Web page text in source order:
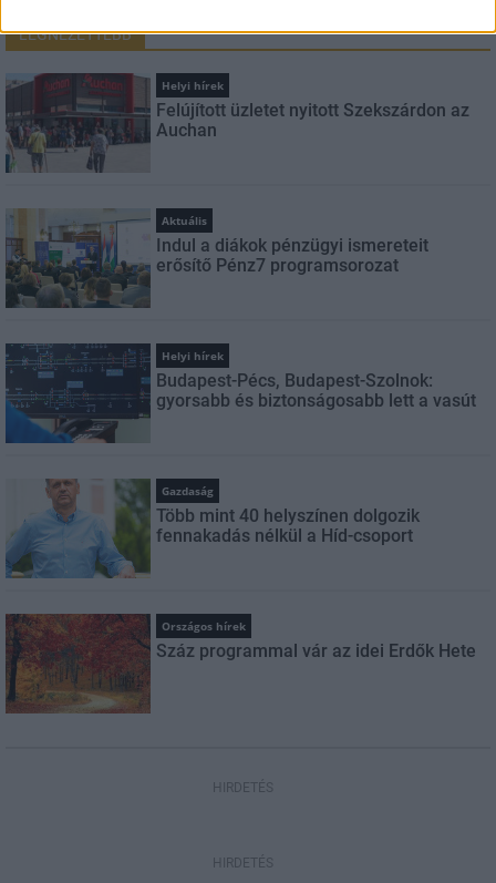
LEGNÉZETTEBB
Helyi hírek
Felújított üzletet nyitott Szekszárdon az
Auchan
Aktuális
Indul a diákok pénzügyi ismereteit
erősítő Pénz7 programsorozat
Helyi hírek
Budapest-Pécs, Budapest-Szolnok:
gyorsabb és biztonságosabb lett a vasút
Gazdaság
Több mint 40 helyszínen dolgozik
fennakadás nélkül a Híd-csoport
Országos hírek
Száz programmal vár az idei Erdők Hete
HIRDETÉS
HIRDETÉS